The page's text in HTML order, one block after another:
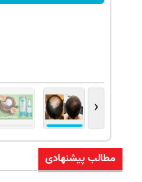
‹
مطالب پیشنهادی